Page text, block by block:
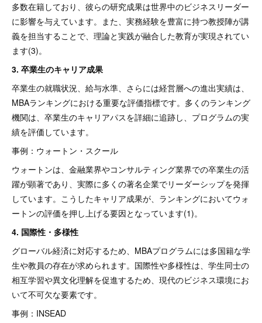
多数在籍しており、彼らの研究成果は世界中のビジネスリーダー
に影響を与えています。また、実務経験を豊富に持つ教授陣が講
義を担当することで、理論と実践が融合した教育が実現されてい
ます(3)。
3. 卒業生のキャリア成果
卒業生の就職状況、給与水準、さらには経営層への進出実績は、
MBAランキングにおける重要な評価指標です。多くのランキング
機関は、卒業生のキャリアパスを詳細に追跡し、プログラムの実
績を評価しています。
事例：ウォートン・スクール
ウォートンは、金融業界やコンサルティング業界での卒業生の活
躍が顕著であり、実際に多くの著名企業でリーダーシップを発揮
しています。こうしたキャリア成果が、ランキングにおいてウォ
ートンの評価を押し上げる要因となっています(1)。
4. 国際性・多様性
グローバル経済に対応するため、MBAプログラムには多国籍な学
生や教員の存在が求められます。国際性や多様性は、学生同士の
相互学習や異文化理解を促進するため、現代のビジネス環境にお
いて不可欠な要素です。
事例：INSEAD